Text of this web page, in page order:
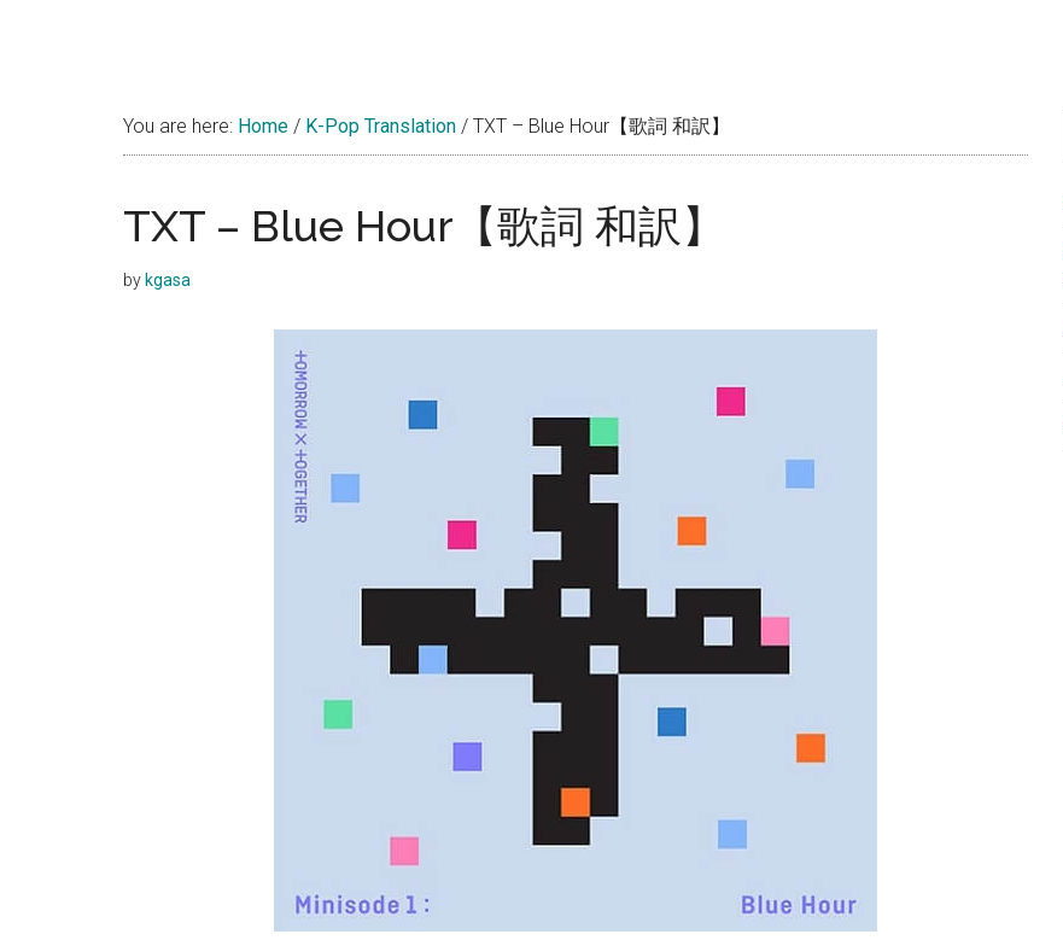
You are here: Home / K-Pop Translation / TXT – Blue Hour【歌詞 和訳】
TXT – Blue Hour【歌詞 和訳】
by kgasa